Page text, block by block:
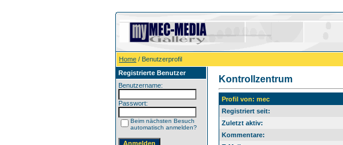
Home / Benutzerprofil
Registrierte Benutzer
Benutzername:
Passwort:
Beim nächsten Besuch
automatisch anmelden?
Kontrollzentrum
Profil von: mec
Registriert seit:
Zuletzt aktiv:
Kommentare: